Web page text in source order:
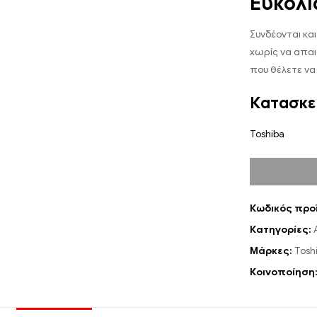
Συνδέονται
χωρίς να
που θέλετε
Toshiba
Κωδικός
Κατηγορίες:
Μάρκες:
Κοινοποίηση: